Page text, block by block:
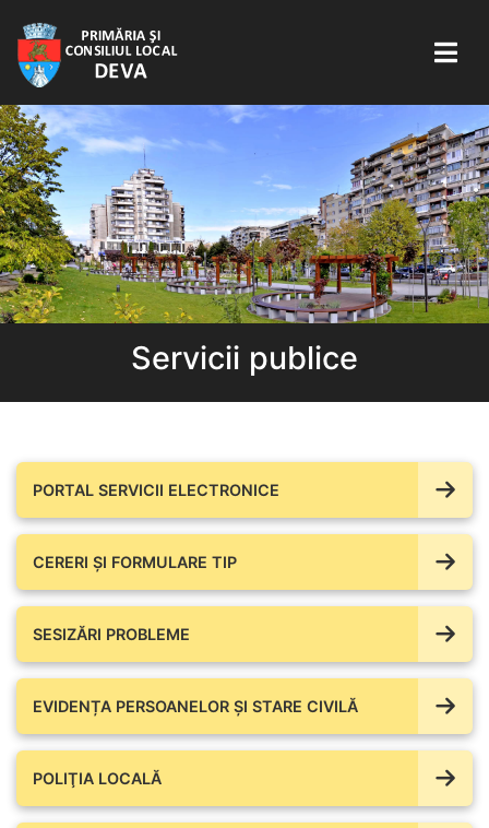
Servicii publice
PORTAL SERVICII ELECTRONICE
CERERI ȘI FORMULARE TIP
SESIZĂRI PROBLEME
EVIDENȚA PERSOANELOR ȘI STARE CIVILĂ
POLIŢIA LOCALĂ